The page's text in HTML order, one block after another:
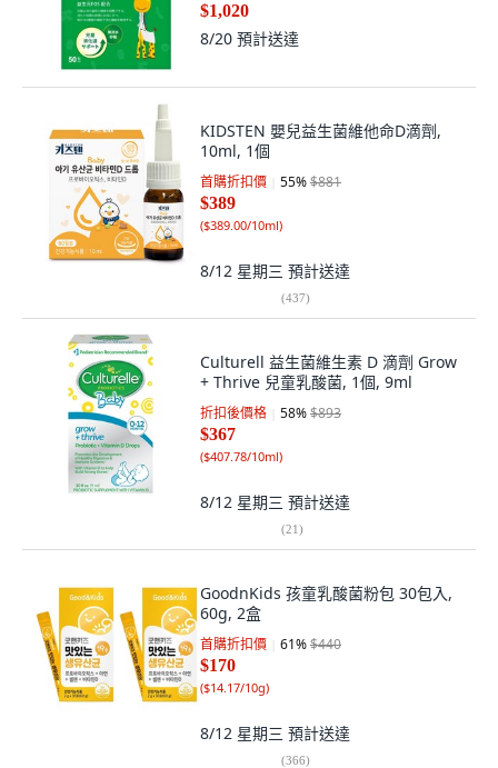
$1,020
8/20 預計送達
KIDSTEN 嬰兒益生菌維他命D滴劑,
10ml, 1個
首購折扣價 55%$881
$389
($389.00/10ml)
8/12 星期三 預計送達
(437)
Culturell 益生菌維生素 D 滴劑 Grow
+ Thrive 兒童乳酸菌, 1個, 9ml
折扣後價格 58%$893
$367
($407.78/10ml)
8/12 星期三 預計送達
(21)
GoodnKids 孩童乳酸菌粉包 30包入,
60g, 2盒
首購折扣價 61%$440
$170
($14.17/10g)
8/12 星期三 預計送達
(366)